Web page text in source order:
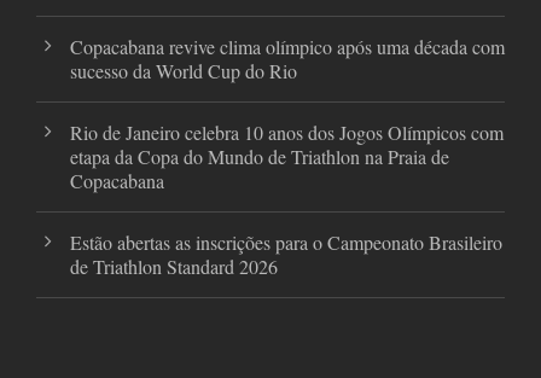
Copacabana revive clima olímpico após uma década com
sucesso da World Cup do Rio
Rio de Janeiro celebra 10 anos dos Jogos Olímpicos com
etapa da Copa do Mundo de Triathlon na Praia de
Copacabana
Estão abertas as inscrições para o Campeonato Brasileiro
de Triathlon Standard 2026